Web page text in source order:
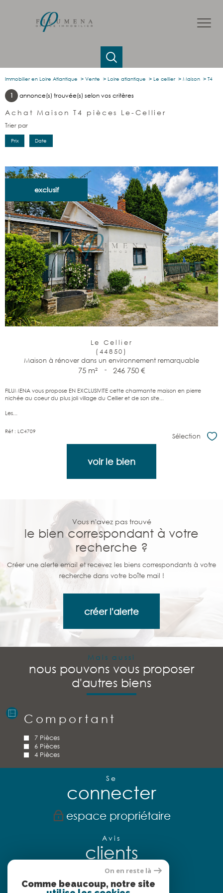
Immobilier en Loire Atlantique Vente Loire atlantique Le cellier Maison T4
1 annonce(s) trouvée(s) selon vos critères
Achat Maison T4 pièces Le-Cellier
Trier par
Prix Date
exclusif
Le Cellier
(44850)
Maison à rénover dans un environnement remarquable
75 m² - 246 750 €
FILUMENA vous propose EN EXCLUSIVITE cette charmante maison en pierre
nichée au coeur du plus joli village du Cellier et de son site...
Les...
Réf : LC4709
Sélection
voir le bien
Vous n'avez pas trouvé
le bien correspondant à votre
recherche ?
Créer une alerte email et recevez les biens correspondants à votre
recherche dans votre boîte mail !
créer l'alerte
Mais aussi
nous pouvons vous proposer
d'autres biens
Comportant
7 Pièces
6 Pièces
4 Pièces
Se
connecter
espace propriétaire
Avis
clients
On en reste là
Comme beaucoup, notre site